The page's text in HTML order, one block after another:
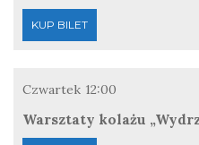
KUP BILET
Warsztaty kolażu
Czwartek 12:00